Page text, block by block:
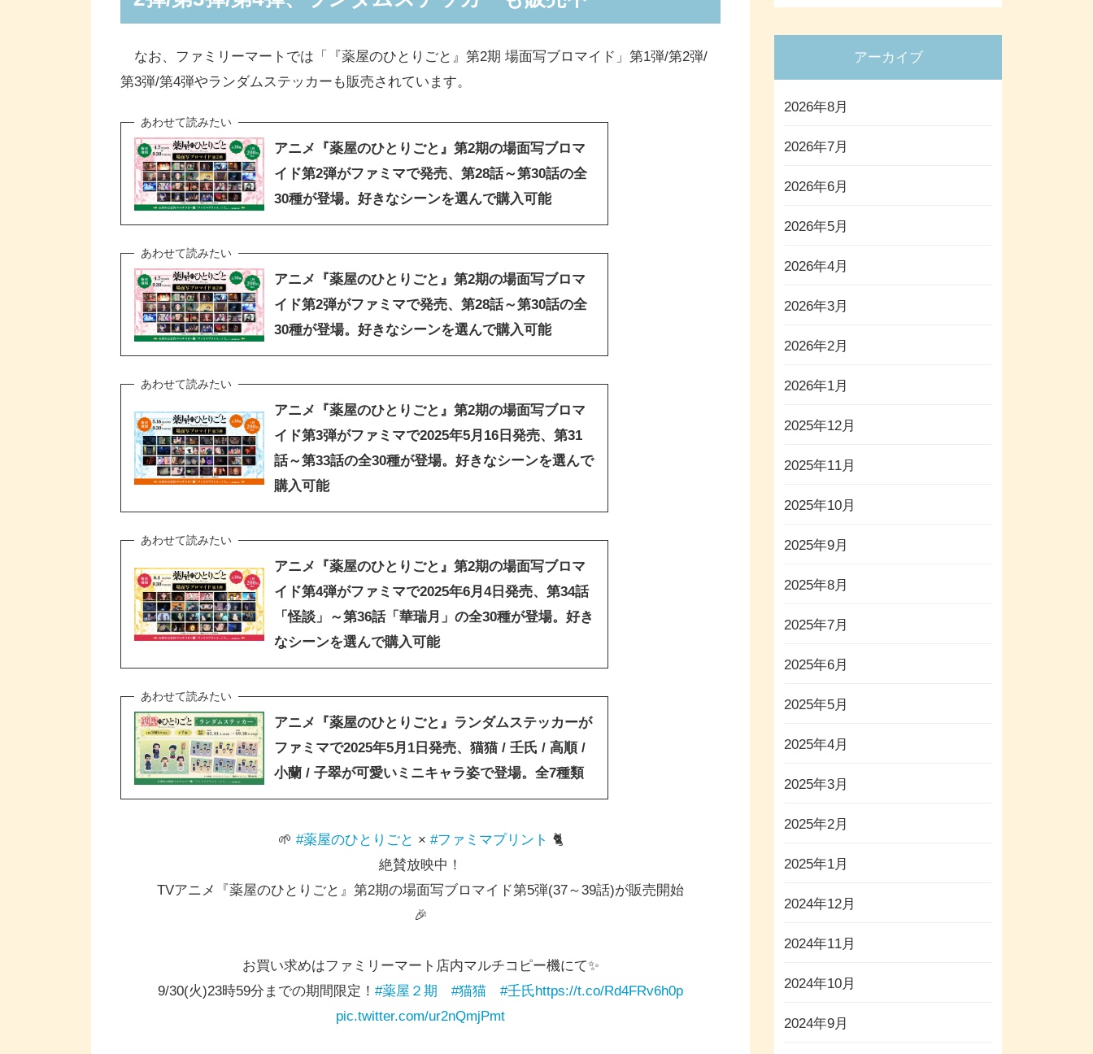
なお、ファミリーマートでは「『薬屋のひとりごと』第2期 場面写ブロマイド」第1弾/第2弾/
第3弾/第4弾やランダムステッカーも販売されています。
アニメ『薬屋のひとりごと』第2期の場面写ブロマ
イド第2弾がファミマで発売、第28話～第30話の全
30種が登場。好きなシーンを選んで購入可能
アニメ『薬屋のひとりごと』第2期の場面写ブロマ
イド第2弾がファミマで発売、第28話～第30話の全
30種が登場。好きなシーンを選んで購入可能
アニメ『薬屋のひとりごと』第2期の場面写ブロマ
イド第3弾がファミマで2025年5月16日発売、第31
話～第33話の全30種が登場。好きなシーンを選んで
購入可能
アニメ『薬屋のひとりごと』第2期の場面写ブロマ
イド第4弾がファミマで2025年6月4日発売、第34話
「怪談」～第36話「華瑞月」の全30種が登場。好き
なシーンを選んで購入可能
アニメ『薬屋のひとりごと』ランダムステッカーが
ファミマで2025年5月1日発売、猫猫 / 壬氏 / 高順 /
小蘭 / 子翠が可愛いミニキャラ姿で登場。全7種類
🌱 #薬屋のひとりごと × #ファミマプリント 🐈
絶賛放映中！
TVアニメ『薬屋のひとりごと』第2期の場面写ブロマイド第5弾(37～39話)が販売開始
🎉
お買い求めはファミリーマート店内マルチコピー機にて✨
9/30(火)23時59分までの期間限定！ #薬屋２期 #猫猫 #壬氏https://t.co/Rd4FRv6h0p
pic.twitter.com/ur2nQmjPmt
アーカイブ
2026年8月
2026年7月
2026年6月
2026年5月
2026年4月
2026年3月
2026年2月
2026年1月
2025年12月
2025年11月
2025年10月
2025年9月
2025年8月
2025年7月
2025年6月
2025年5月
2025年4月
2025年3月
2025年2月
2025年1月
2024年12月
2024年11月
2024年10月
2024年9月